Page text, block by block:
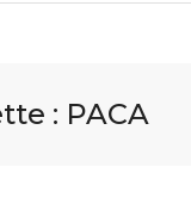
: PACA